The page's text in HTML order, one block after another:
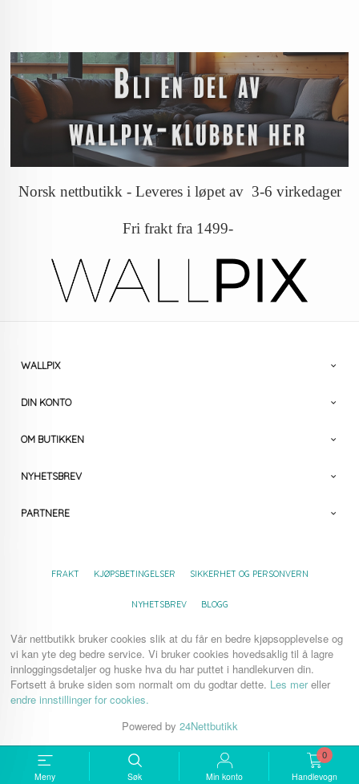
Meny Søk Min konto Handlevogn
0
Norsk nettbutikk - Leveres i løpet av 3-6 virkedager
Fri frakt fra 1499-
WALLPIX
DIN KONTO
OM BUTIKKEN
NYHETSBREV
PARTNERE
FRAKT KJØPSBETINGELSER SIKKERHET OG PERSONVERN
NYHETSBREV BLOGG
Vår nettbutikk bruker cookies slik at du får en bedre kjøpsopplevelse og
vi kan yte deg bedre service. Vi bruker cookies hovedsaklig til å lagre
innloggingsdetaljer og huske hva du har puttet i handlekurven din.
Fortsett å bruke siden som normalt om du godtar dette. Les mereller
endre innstillinger for cookies.
Powered by 24Nettbutikk